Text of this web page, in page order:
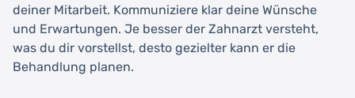
deiner Mitarbeit. Kommuniziere klar deine Wünsche
und Erwartungen. Je besser der Zahnarzt versteht,
was du dir vorstellst, desto gezielter kann er die
Behandlung planen.